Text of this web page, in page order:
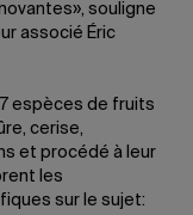
souligne
associé Éric
espèces de fruits
cerise,
et procédé à leur
les
sur le sujet: